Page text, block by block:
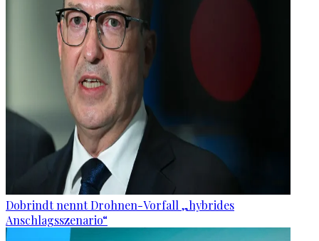
Dobrindt nennt Drohnen-Vorfall „hybrides
Anschlagsszenario“